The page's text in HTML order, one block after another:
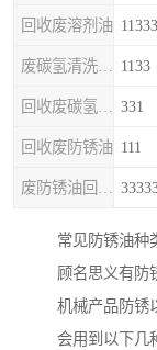
回收废溶剂油 11333
1133
331
回收废防锈油 111
常见防锈油种
顾名思义有防
机械产品防锈
会用到以下几